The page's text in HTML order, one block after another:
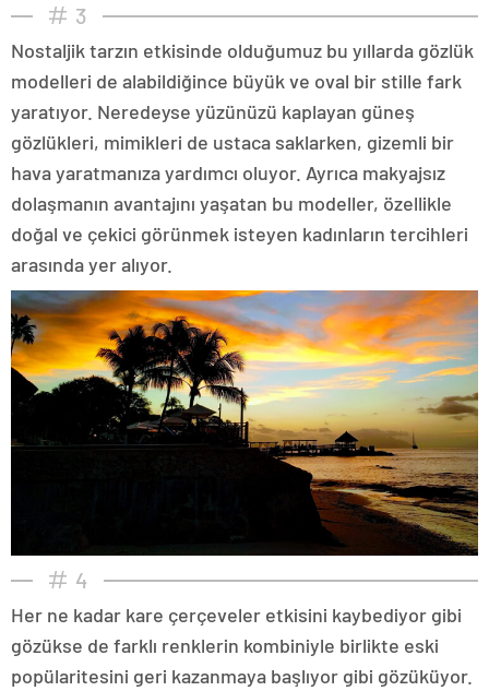
3
Nostaljik tarzın etkisinde olduğumuz bu yıllarda gözlük
modelleri de alabildiğince büyük ve oval bir stille fark
yaratıyor. Neredeyse yüzünüzü kaplayan güneş
gözlükleri, mimikleri de ustaca saklarken, gizemli bir
hava yaratmanıza yardımcı oluyor. Ayrıca makyajsız
dolaşmanın avantajını yaşatan bu modeller, özellikle
doğal ve çekici görünmek isteyen kadınların tercihleri
arasında yer alıyor.
4
Her ne kadar kare çerçeveler etkisini kaybediyor gibi
gözükse de farklı renklerin kombiniyle birlikte eski
popülaritesini geri kazanmaya başlıyor gibi gözüküyor.